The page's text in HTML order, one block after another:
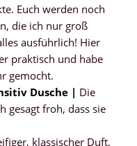
Euch werden noch
die ich nur groß
ausführlich! Hier
praktisch und habe
gemocht.
Dusche | Die
gesagt froh, dass sie
klassischer Duft,